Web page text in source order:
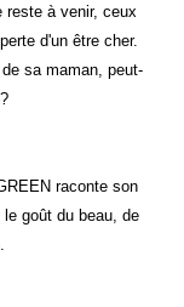
reste à venir, ceux
d'un être cher.
sa maman, peut-
raconte son
goût du beau, de